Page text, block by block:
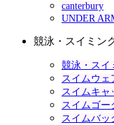
canterbury
UNDER
競泳・スイミン
競泳・スイ
スイムウェ
スイムキャ
スイムゴー
スイムバッ